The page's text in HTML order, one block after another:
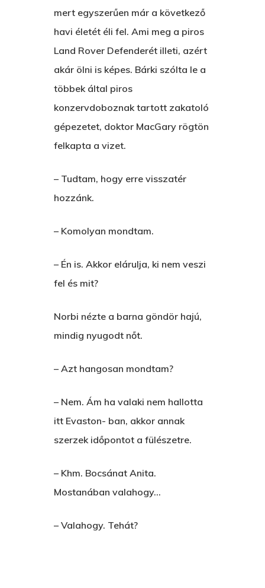
mert egyszerűen már a következő
havi életét éli fel. Ami meg a piros
Land Rover Defenderét illeti, azért
akár ölni is képes. Bárki szólta le a
többek által piros
konzervdoboznak tartott zakatoló
gépezetet, doktor MacGary rögtön
felkapta a vizet.
– Tudtam, hogy erre visszatér
hozzánk.
– Komolyan mondtam.
– Én is. Akkor elárulja, ki nem veszi
fel és mit?
Norbi nézte a barna göndör hajú,
mindig nyugodt nőt.
– Azt hangosan mondtam?
– Nem. Ám ha valaki nem hallotta
itt Evaston- ban, akkor annak
szerzek időpontot a fülészetre.
– Khm. Bocsánat Anita.
Mostanában valahogy…
– Valahogy. Tehát?